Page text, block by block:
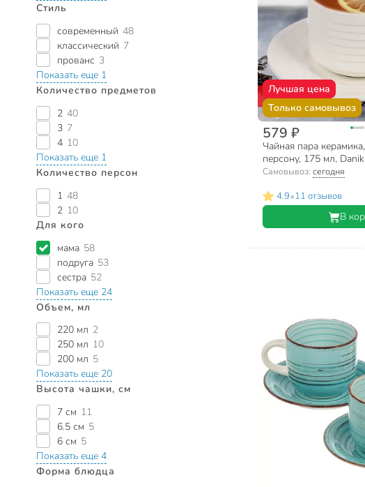
Стиль
современный 48
классический 7
прованс 3
Показать еще 1
Количество предметов
2 40
3 7
4 10
Показать еще 1
Количество персон
1 48
2 10
Для кого
мама 58
подруга 53
сестра 52
Показать еще 24
Объем, мл
220 мл 2
250 мл 10
200 мл 5
Показать еще 20
Высота чашки, см
7 см 11
6.5 см 5
6 см 5
Показать еще 4
Форма блюдца
Лучшая цена
Только самовывоз
579 ₽
Чайная пара
персону, 175 мл,
Самовывоз: сегодня
4.9•11 отзывов
В